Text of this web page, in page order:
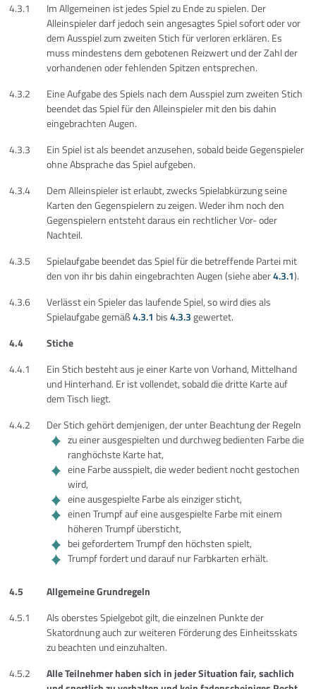
4.3.1
Im Allgemeinen ist jedes Spiel zu Ende zu spielen. Der
Alleinspieler darf jedoch sein angesagtes Spiel sofort oder vor
dem Ausspiel zum zweiten Stich für verloren erklären. Es
muss mindestens dem gebotenen Reizwert und der Zahl der
vorhandenen oder fehlenden Spitzen entsprechen.
4.3.2
Eine Aufgabe des Spiels nach dem Ausspiel zum zweiten Stich
beendet das Spiel für den Alleinspieler mit den bis dahin
eingebrachten Augen.
4.3.3
Ein Spiel ist als beendet anzusehen, sobald beide Gegenspieler
ohne Absprache das Spiel aufgeben.
4.3.4
Dem Alleinspieler ist erlaubt, zwecks Spielabkürzung seine
Karten den Gegenspielern zu zeigen. Weder ihm noch den
Gegenspielern entsteht daraus ein rechtlicher Vor- oder
Nachteil.
4.3.5
Spielaufgabe beendet das Spiel für die betreffende Partei mit
den von ihr bis dahin eingebrachten Augen (siehe aber4.3.1).
4.3.6
Verlässt ein Spieler das laufende Spiel, so wird dies als
Spielaufgabe gemäß4.3.1 bis4.3.3gewertet.
4.4
Stiche
4.4.1
Ein Stich besteht aus je einer Karte von Vorhand, Mittelhand
und Hinterhand. Er ist vollendet, sobald die dritte Karte auf
dem Tisch liegt.
4.4.2
Der Stich gehört demjenigen, der unter Beachtung der Regeln
zu einer ausgespielten und durchweg bedienten Farbe die
ranghöchste Karte hat,
eine Farbe ausspielt, die weder bedient nocht gestochen
wird,
eine ausgespielte Farbe als einziger sticht,
einen Trumpf auf eine ausgespielte Farbe mit einem
höheren Trumpf übersticht,
bei gefordertem Trumpf den höchsten spielt,
Trumpf fordert und darauf nur Farbkarten erhält.
4.5
Allgemeine Grundregeln
4.5.1
Als oberstes Spielgebot gilt, die einzelnen Punkte der
Skatordnung auch zur weiteren Förderung des Einheitsskats
zu beachten und einzuhalten.
4.5.2
Alle Teilnehmer haben sich in jeder Situation fair, sachlich